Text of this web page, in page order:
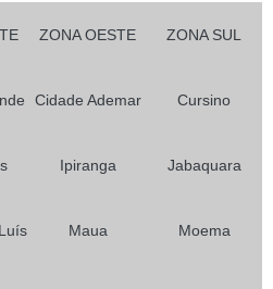
ZONA OESTE ZONA SUL
Cidade Ademar Cursino
Ipiranga Jabaquara
Maua Moema